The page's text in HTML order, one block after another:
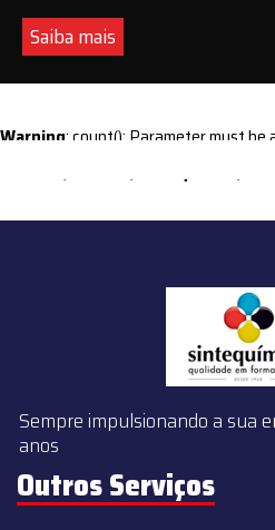
Saiba mais
Warning: count(): Parameter must
content/themes/sintequimica/
Sempre impulsionando a sua
anos
Outros Serviços